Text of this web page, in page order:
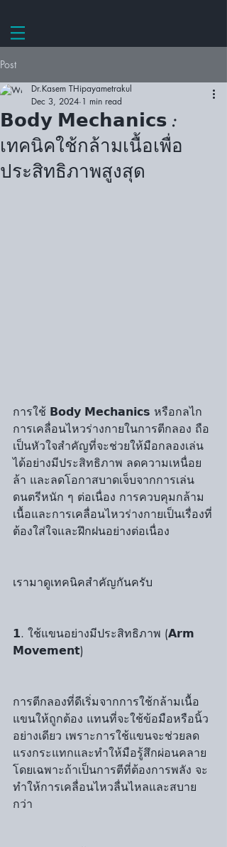
Post
𝗕𝗼𝗱𝘆 𝗠𝗲𝗰𝗵𝗮𝗻𝗶𝗰𝘀 :
เทคนิคใช้กล้ามเนื้อเพื่อ
ประสิทธิภาพสูงสุด
Dr.Kasem THipayametrakul
Dec 3, 2024 1 min read
การใช้ 𝗕𝗼𝗱𝘆 𝗠𝗲𝗰𝗵𝗮𝗻𝗶𝗰𝘀 หรือกลไก
การเคลื่อนไหวร่างกายในการตีกลอง ถือ
เป็นหัวใจสำคัญที่จะช่วยให้มือกลองเล่น
ได้อย่างมีประสิทธิภาพ ลดความเหนื่อย
ล้า และลดโอกาสบาดเจ็บจากการเล่น
ดนตรีหนัก ๆ ต่อเนื่อง การควบคุมกล้าม
เนื้อและการเคลื่อนไหวร่างกายเป็นเรื่องที่
ต้องใส่ใจและฝึกฝนอย่างต่อเนื่อง
เรามาดูเทคนิคสำคัญกันครับ
𝟭. ใช้แขนอย่างมีประสิทธิภาพ (𝗔𝗿𝗺
𝗠𝗼𝘃𝗲𝗺𝗲𝗻𝘁)
การตีกลองที่ดีเริ่มจากการใช้กล้ามเนื้อ
แขนให้ถูกต้อง แทนที่จะใช้ข้อมือหรือนิ้ว
อย่างเดียว เพราะการใช้แขนจะช่วยลด
แรงกระแทกและทำให้มือรู้สึกผ่อนคลาย
โดยเฉพาะถ้าเป็นการตีที่ต้องการพลัง จะ
ทำให้การเคลื่อนไหวลื่นไหลและสบาย
กว่า